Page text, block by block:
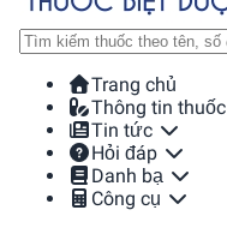
Trang chủ
Thông tin thuốc
Tin tức
Hỏi đáp
Danh bạ
Công cụ